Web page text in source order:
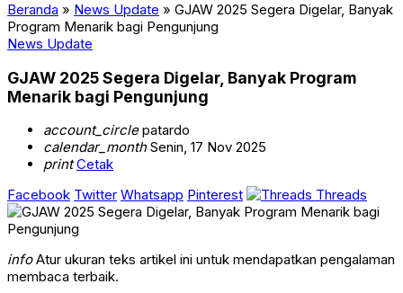
Beranda » News Update » GJAW 2025 Segera Digelar, Banyak
Program Menarik bagi Pengunjung
News Update
GJAW 2025 Segera Digelar, Banyak Program
Menarik bagi Pengunjung
account_circlepatardo
calendar_monthSenin, 17 Nov 2025
print Cetak
Facebook Twitter Whatsapp Pinterest Threads
infoAtur ukuran teks artikel ini untuk mendapatkan pengalaman
membaca terbaik.